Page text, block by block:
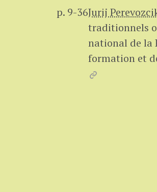
p. 9-36Jurij
traditionnels
national de la
formation et